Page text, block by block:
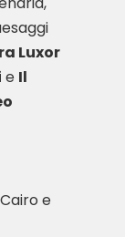
Luxor
e Il
e